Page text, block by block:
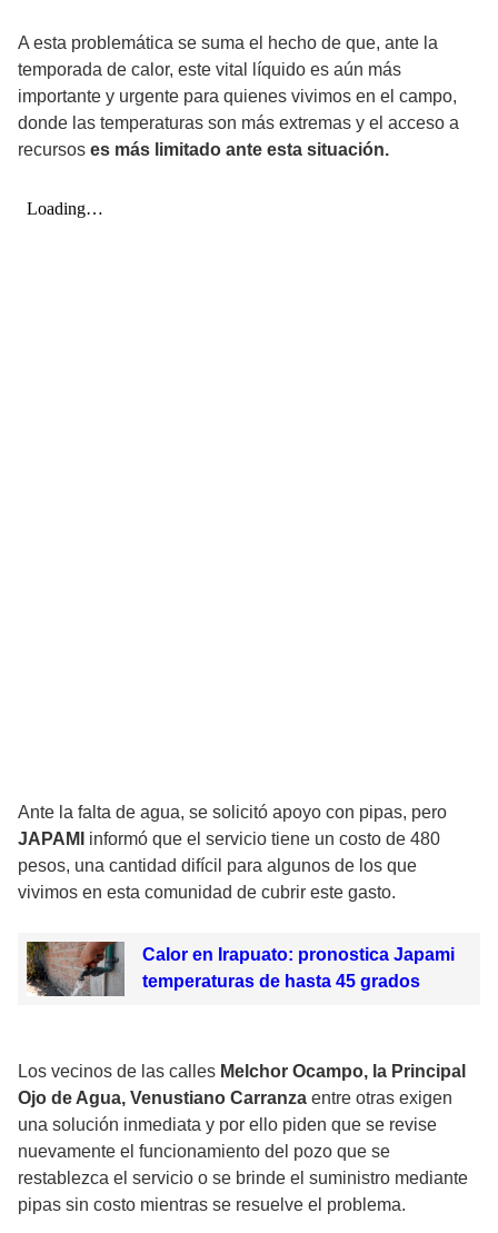
A esta problemática se suma el hecho de que, ante la
temporada de calor, este vital líquido es aún más
importante y urgente para quienes vivimos en el campo,
donde las temperaturas son más extremas y el acceso a
recursos es más limitado ante esta situación.
Ante la falta de agua, se solicitó apoyo con pipas, pero
JAPAMI
informó que el servicio tiene un costo de 480
pesos, una cantidad difícil para algunos de los que
vivimos en esta comunidad de cubrir este gasto.
Calor en Irapuato: pronostica Japami
temperaturas de hasta 45 grados
Los vecinos de las calles Melchor Ocampo, la Principal
Ojo de Agua, Venustiano Carranza entre otras exigen
una solución inmediata y por ello piden que se revise
nuevamente el funcionamiento del pozo que se
restablezca el servicio o se brinde el suministro mediante
pipas sin costo mientras se resuelve el problema.